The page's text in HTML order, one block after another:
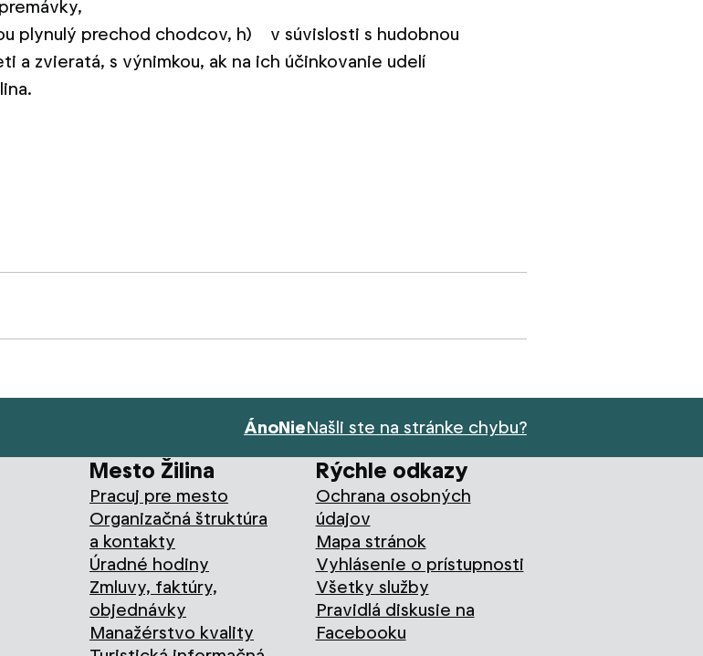
plynulý prechod chodcov, h) v súvislosti s hudobnou
a zvieratá, s výnimkou, ak na ich účinkovanie udelí
ÁnoNieNašli ste na stránke chybu?
Mesto Žilina
Pracuj pre mesto
Organizačná štruktúra
a kontakty
Úradné hodiny
Zmluvy, faktúry,
objednávky
Manažérstvo kvality
Rýchle odkazy
Ochrana osobných
údajov
Mapa stránok
Vyhlásenie o prístupnosti
Všetky služby
Pravidlá diskusie na
Facebooku